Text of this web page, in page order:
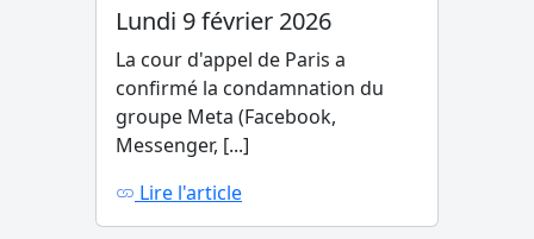
Lundi 9 février 2026
La cour d'appel de Paris a
confirmé la condamnation du
groupe Meta (Facebook,
Messenger, [...]
Lire l'article